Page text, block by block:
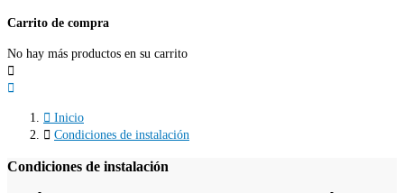
Carrito de compra
No hay más productos en su carrito


 Inicio
 Condiciones de instalación
Condiciones de instalación